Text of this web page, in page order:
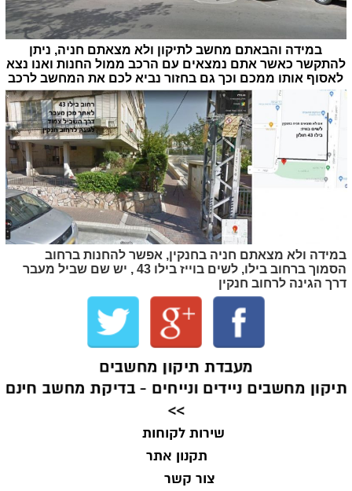
צור קשר
תקנון אתר
שירות לקוחות
מעבדת תיקון מחשבים
תיקון מחשבים ניידים ונייחים - בדיקת מחשב חינם
>>
במידה והבאתם מחשב לתיקון ולא מצאתם חניה, ניתן
להתקשר כאשר אתם נמצאים עם הרכב ממול החנות ואנו נצא
לאסוף אותו ממכם וכך גם בחזור נביא לכם את המחשב לרכב
במידה ולא מצאתם חניה בחנקין, אפשר להחנות ברחוב
הסמוך ברחוב בילו, לשים בוייז בילו 43 , יש שם שביל מעבר
דרך הגינה לרחוב חנקין